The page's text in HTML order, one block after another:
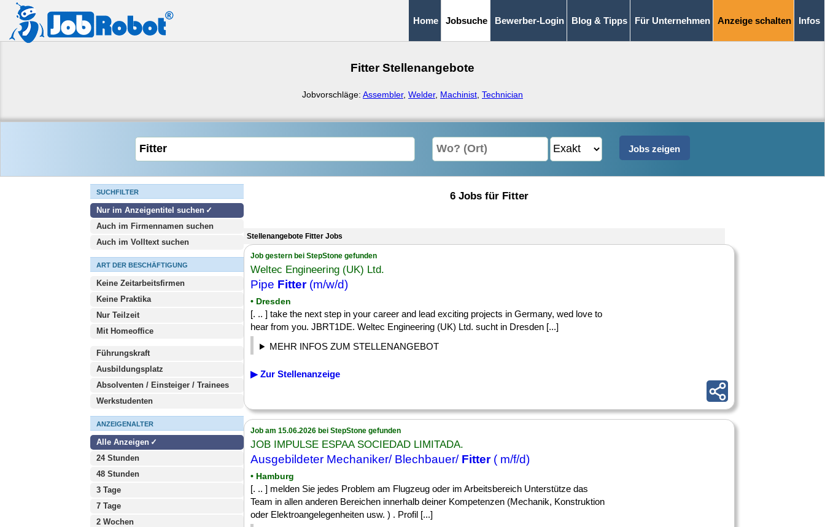
Home Jobsuche Bewerber-Login Blog & Tipps Für Unternehmen Anzeige schalten Infos
Fitter Stellenangebote
Jobvorschläge: Assembler, Welder, Machinist Technician
SUCHFILTER
Nur im Anzeigentitel suchen
Auch im Firmennamen suchen
Auch im Volltext suchen
ART DER BESCHÄFTIGUNG
Keine Zeitarbeitsfirmen
Keine Praktika
Nur Teilzeit
Mit Homeoffice
Führungskraft
Ausbildungsplatz
Absolventen / Einsteiger / Trainees
Werkstudenten
ANZEIGENALTER
Alle Anzeigen
24 Stunden
48 Stunden
3 Tage
7 Tage
2 Wochen
6 Jobs für Fitter
Stellenangebote Fitter Jobs
Job gestern bei StepStone gefunden
Weltec Engineering (UK) Ltd.
Pipe Fitter(m/w/d)
• Dresden
[. .. ] take the next step in your career and lead exciting projects in Germany, wed love to
hear from you. JBRT1DE. Weltec Engineering (UK) Ltd. sucht in Dresden [...]
MEHR INFOS ZUM STELLENANGEBOT
▶ Zur Stellenanzeige
Job am 15.06.2026 bei StepStone gefunden
JOB IMPULSE ESPAA SOCIEDAD LIMITADA.
Ausgebildeter Mechaniker/ Blechbauer/ Fitter( m/f/d)
• Hamburg
[. .. ] melden Sie jedes Problem am Flugzeug oder im Arbeitsbereich Unterstütze das
Team in allen anderen Bereichen innerhalb deiner Kompetenzen (Mechanik, Konstruktion
oder Elektroangelegenheiten usw. ) . Profil [...]